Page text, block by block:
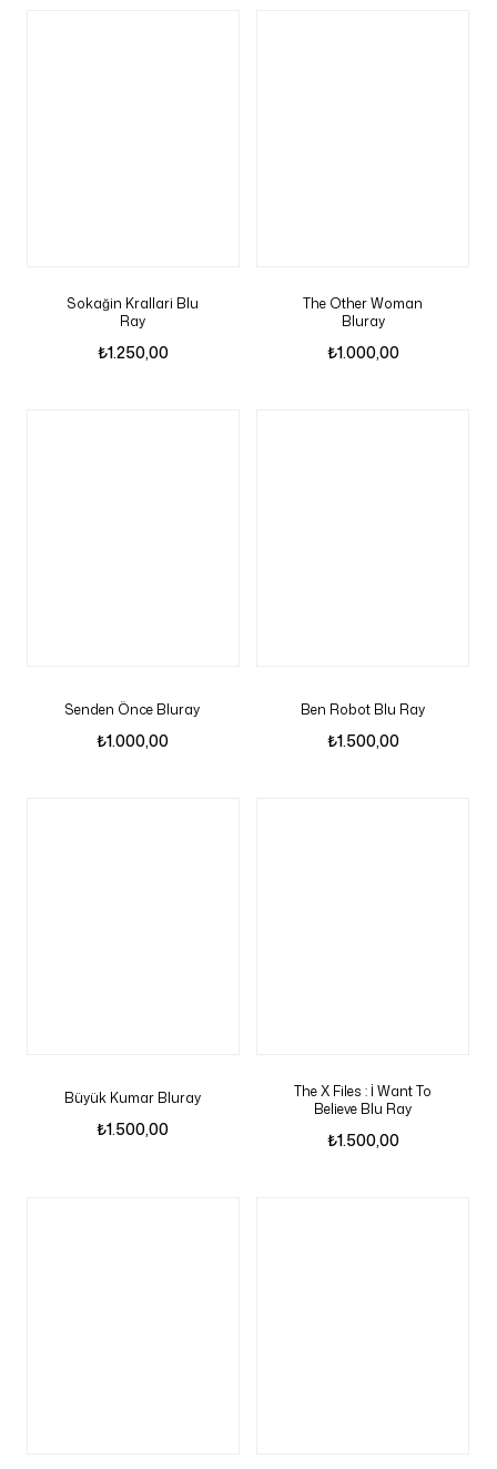
Sokağin Krallari Blu
Ray
₺1.250,00
The Other Woman
Bluray
₺1.000,00
Senden Önce Bluray
₺1.000,00
Ben Robot Blu Ray
₺1.500,00
Büyük Kumar Bluray
₺1.500,00
The X Files : İ Want To
Believe Blu Ray
₺1.500,00